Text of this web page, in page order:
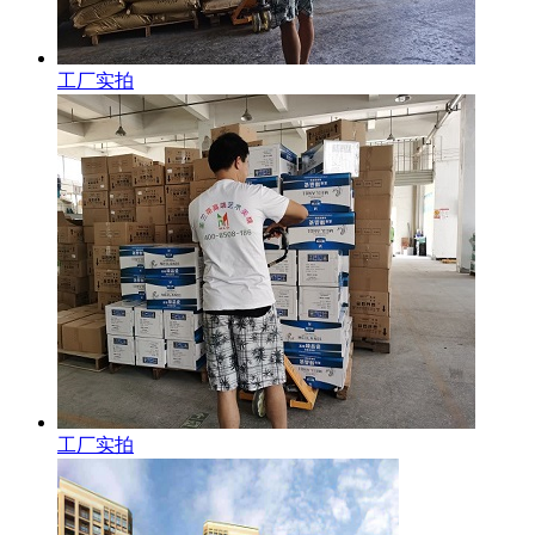
工厂实拍
工厂实拍